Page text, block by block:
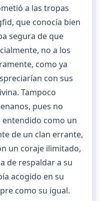
a las tropas
que conocía bien
segura de que
no a los
como ya
con sus
Tampoco
pues no
como un
de un clan errante,
un coraje ilimitado,
de respaldar a su
acogido en su
como su igual.